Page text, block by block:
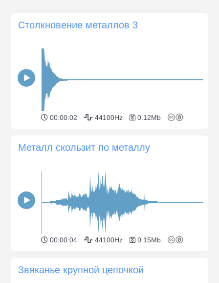
Столкновение металлов 3
00:00:02 44100Hz 0.12Mb
Металл скользит по металлу
00:00:04 44100Hz 0.15Mb
Звяканье крупной цепочкой